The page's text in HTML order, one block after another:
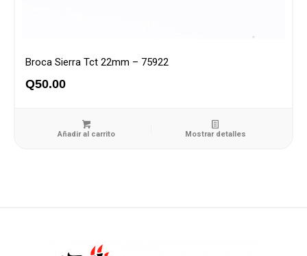
Broca Sierra Tct 22mm – 75922
Q50.00
Añadir al carrito Mostrar detalles